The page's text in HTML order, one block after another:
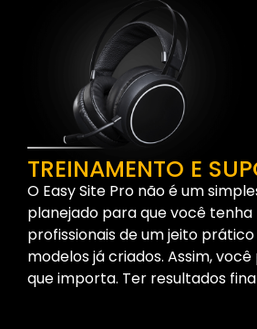
TREINAMENTO E
O Easy Site Pro não é um
planejado para que você tenha
profissionais de um jeito
modelos já criados. Assim,
que importa. Ter resultados